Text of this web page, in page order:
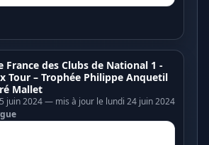
France des Clubs de National 1 -
Tour – Trophée Philippe Anquetil
Mallet
juin 2024 — mis à jour le lundi 24 juin 2024